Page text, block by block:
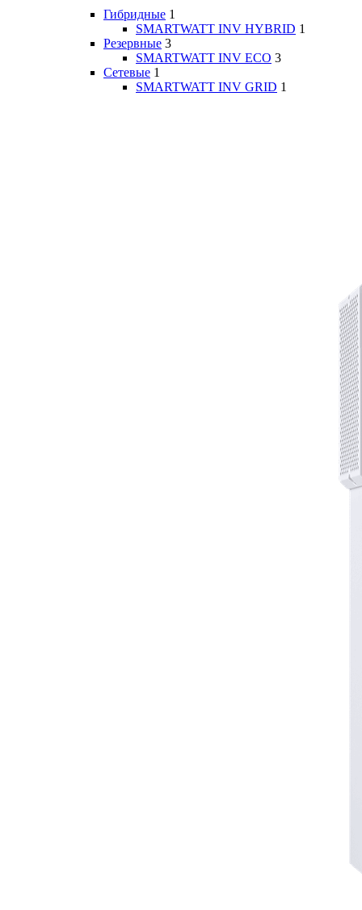
Гибридные 1
SMARTWATT INV HYBRID 1
Резервные 3
SMARTWATT INV ECO 3
Сетевые 1
SMARTWATT INV GRID 1